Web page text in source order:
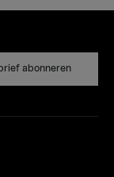
abonneren